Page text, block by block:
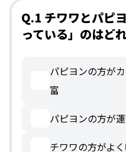
Q.1 チワワとパピ
っている」のはど
パピヨンの方が
富
パピヨンの方が
チワワの方がよ